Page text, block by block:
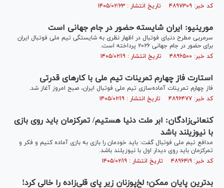
کد خبر: ۴۸۹۷۳۰۹ تاریخ انتشار : ۱۴۰۵/۰۲/۲۳
مورینیو: ایران شایسته حضور در جام جهانی است
سرمربی مطرح دنیای فوتبال در اظهار نظری به شایستگی تیم ملی فوتبال ایران
برای حضور در جام جهانی ۲۰۲۶ پرداخته است.
کد خبر: ۴۸۹۶۵۰۰ تاریخ انتشار : ۱۴۰۵/۰۲/۱۹
استارت فاز چهارم تمرینات تیم ملی با کار‌های قدرتی
فاز چهارم تمرینات آماده‌سازی تیم ملی فوتبال ایران، صبح امروز آغاز شد.
کد خبر: ۴۸۹۶۴۷۷ تاریخ انتشار : ۱۴۰۵/۰۲/۱۹
کنعانی‌زادگان: ابر ملت دنیا هستیم/ تمرکزمان باید روی بازی
با نیوزیلند باشد
مدافع تیم ملی فوتبال گفت: باید خودمان را بازی به بازی آماده کنیم و فکر و
تمرکزمان باید روی دیدار اول با نیوزیلند باشد.
کد خبر: ۴۸۹۶۴۱۹ تاریخ انتشار : ۱۴۰۵/۰۲/۱۹
بدترین پایان ممکن؛ لخ‌پوزنان زیر پای قلی‌زاده را خالی کرد!